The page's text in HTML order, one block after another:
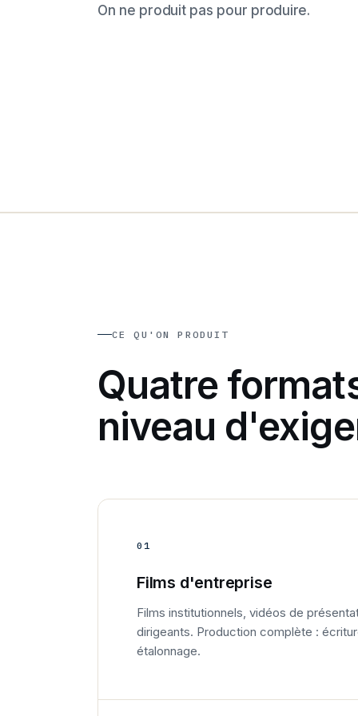
On ne produit pas pour produire.
CE QU'ON PRODUIT
Quatre
niveau
01
Films d'entreprise
Films institutionnels, vidéos de
dirigeants. Production complète :
étalonnage.